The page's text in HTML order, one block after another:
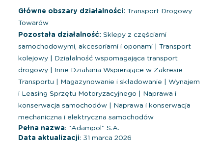
Główne obszary działalności: Transport Drogowy
Towarów
Pozostała działalność: Sklepy z częściami
samochodowymi, akcesoriami i oponami
Transport
kolejowy
Działalność wspomagająca transport
drogowy
Inne Działania Wspierające w Zakresie
Transportu
Magazynowanie i składowanie
Wynajem
i Leasing Sprzętu Motoryzacyjnego
Naprawa i
konserwacja samochodów
Naprawa i konserwacja
mechaniczna i elektryczna samochodów
Pełna nazwa: "Adampol" S.A.
Data aktualizacji: 31 marca 2026